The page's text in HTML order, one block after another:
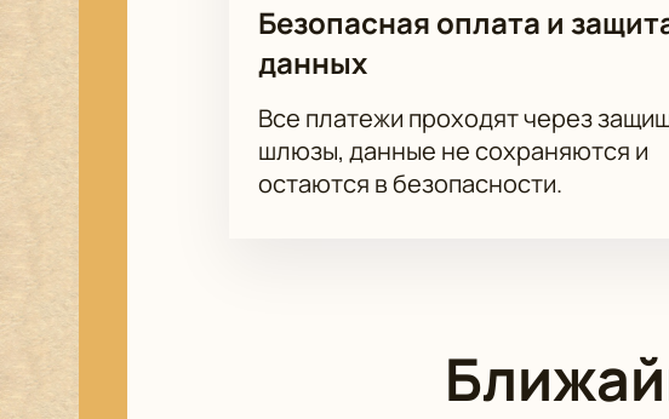
Безопасная оплата и
данных
Все платежи проходят через
шлюзы, данные не сохраняются и
остаются в безопасности.